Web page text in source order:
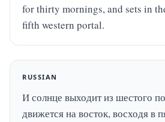
for thirty mornings, and sets in
fifth western portal.
RUSSIAN
И солнце выходит из шестого
движется на восток, восходя в